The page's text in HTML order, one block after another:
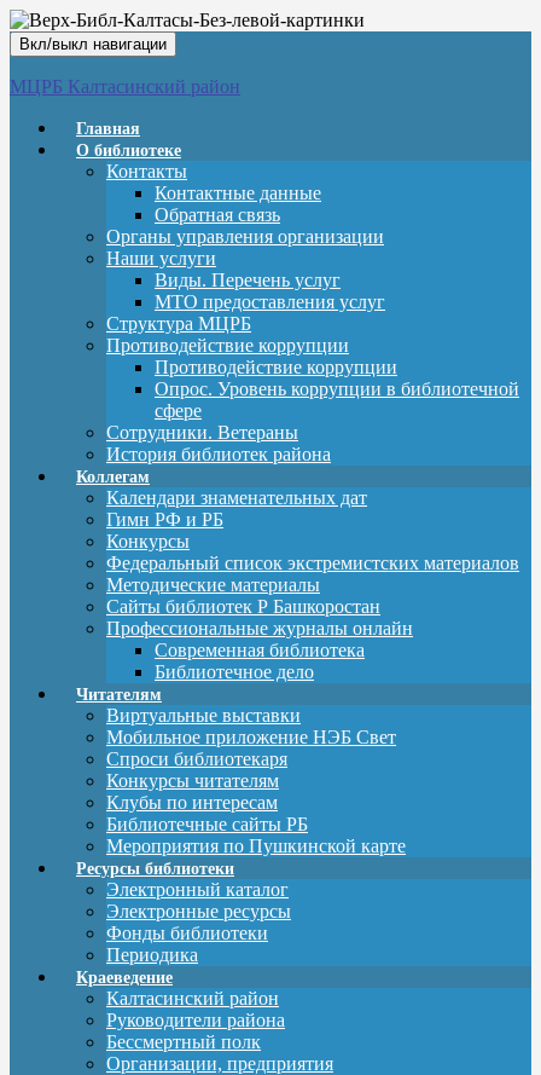
Вкл/выкл навигации
МЦРБ Калтасинский район
Главная
О библиотеке
Контакты
Контактные данные
Обратная связь
Органы управления организации
Наши услуги
Виды. Перечень услуг
МТО предоставления услуг
Структура МЦРБ
Противодействие коррупции
Противодействие коррупции
Опрос. Уровень коррупции в библиотечной
сфере
Сотрудники. Ветераны
История библиотек района
Коллегам
Календари знаменательных дат
Гимн РФ и РБ
Конкурсы
Федеральный список экстремистских материалов
Методические материалы
Сайты библиотек Р Башкоростан
Профессиональные журналы онлайн
Современная библиотека
Библиотечное дело
Читателям
Виртуальные выставки
Мобильное приложение НЭБ Свет
Спроси библиотекаря
Конкурсы читателям
Клубы по интересам
Библиотечные сайты РБ
Мероприятия по Пушкинской карте
Ресурсы библиотеки
Электронный каталог
Электронные ресурсы
Фонды библиотеки
Периодика
Краеведение
Калтасинский район
Руководители района
Бессмертный полк
Организации, предприятия